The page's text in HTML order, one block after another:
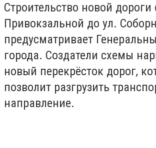
Строительство новой дороги
Привокзальной до ул.
предусматривает
города. Создатели схемы
новый перекрёсток дорог,
позволит разгрузить
направление.